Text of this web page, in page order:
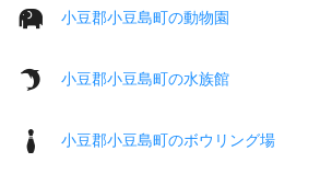
小豆郡小豆島町の動物園
小豆郡小豆島町の水族館
小豆郡小豆島町のボウリング場